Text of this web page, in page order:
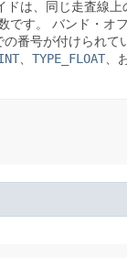
ドは、同じ走査線
です。
バンド・オ
番号が付けられて
、 TYPE_FLOAT、